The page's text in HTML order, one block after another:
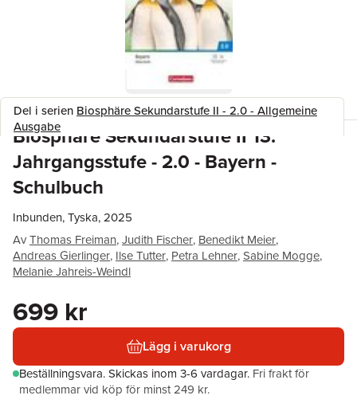
Del i serien Biosphäre Sekundarstufe II - 2.0 - Allgemeine
Ausgabe
Biosphäre Sekundarstufe II 13.
Jahrgangsstufe - 2.0 - Bayern -
Schulbuch
Inbunden, Tyska, 2025
AvThomas Freiman,Judith Fischer, Benedikt Meier,
Andreas Gierlinger, Ilse Tutter, Petra Lehner,Sabine Mogge,
Melanie Jahreis-Weindl
699 kr
Lägg i varukorg
Beställningsvara.Skickas inom 3-6 vardagar. Fri frakt för
medlemmar vid köp för minst 249 kr.